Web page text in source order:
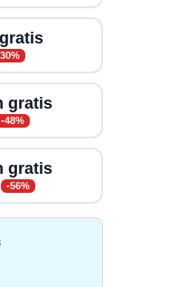
gratis
-48%
gratis
-56%